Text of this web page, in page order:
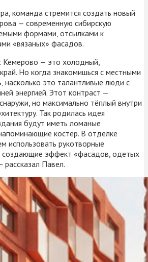
команда стремится создать новый
— современную сибирскую
формами, отсылками к
«вязаных» фасадов.
Кемерово — это холодный,
Но когда знакомишься с местными
насколько это талантливые люди с
энергией. Этот контраст —
но максимально тёплый внутри
Так родилась идея
будут иметь ломаные
костёр. В отделке
использовать рукотворные
создающие эффект «фасадов, одетых
рассказал Павел.